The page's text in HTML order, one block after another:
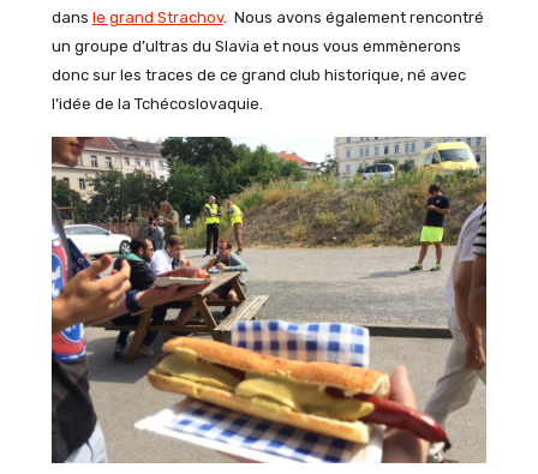
dans le grand Strachov. Nous avons également rencontré
un groupe d’ultras du Slavia et nous vous emmènerons
donc sur les traces de ce grand club historique, né avec
l’idée de la Tchécoslovaquie.